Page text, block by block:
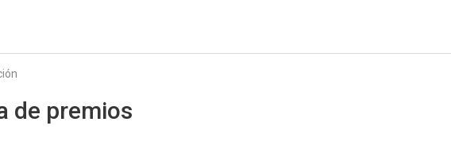
de premios